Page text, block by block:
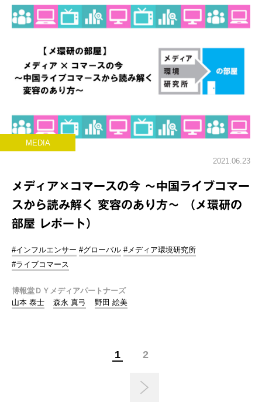
MEDIA
2021.06.23
メディア×コマースの今 ～中国ライブコマー
スから読み解く 変容のあり方～ （メ環研の
部屋 レポート）
#インフルエンサー #グローバル #メディア環境研究所
#ライブコマース
博報堂ＤＹメディアパートナーズ
山本 泰士
森永 真弓 野田 絵美
1 2